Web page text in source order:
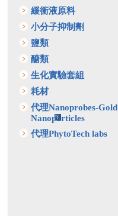
緩衝液原料
小分子抑制劑
鹽類
醣類
生化實驗套組
耗材
代理Nanoprobes-Gold
Nanoparticles
代理PhytoTech labs